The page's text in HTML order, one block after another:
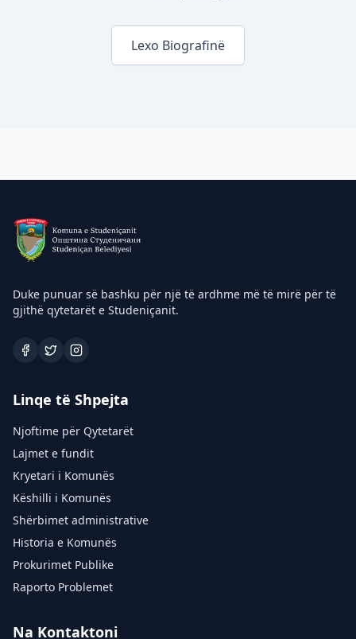
Lexo Biografinë
Duke punuar së bashku për një të ardhme më të mirë për të
gjithë qytetarët e Studeniçanit.
Linqe të Shpejta
Njoftime për Qytetarët
Lajmet e fundit
Kryetari i Komunës
Këshilli i Komunës
Shërbimet administrative
Historia e Komunës
Prokurimet Publike
Raporto Problemet
Na Kontaktoni